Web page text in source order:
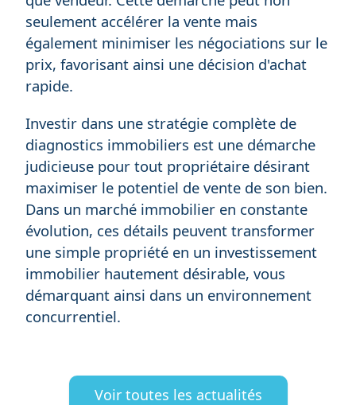
seulement accélérer la vente mais
également minimiser les négociations sur le
prix, favorisant ainsi une décision d'achat
rapide.
Investir dans une stratégie complète de
diagnostics immobiliers est une démarche
judicieuse pour tout propriétaire désirant
maximiser le potentiel de vente de son bien.
Dans un marché immobilier en constante
évolution, ces détails peuvent transformer
une simple propriété en un investissement
immobilier hautement désirable, vous
démarquant ainsi dans un environnement
concurrentiel.
Voir toutes les actualités